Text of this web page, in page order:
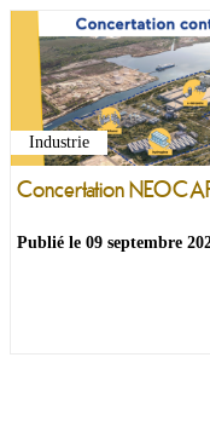
Industrie
Concertation
Publié le 09 septembre